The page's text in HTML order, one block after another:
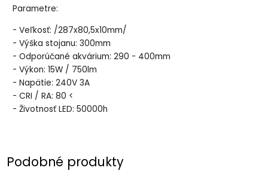
Parametre:
- Veľkosť: /287x80,5x10mm/
- Výška stojanu: 300mm
- Odporúčané akvárium: 290 - 400mm
- Výkon: 15W / 750lm
- Napätie: 240V 3A
- CRI / RA: 80 <
- Životnosť LED: 50000h
Podobné produkty